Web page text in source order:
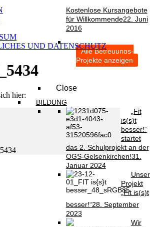
Kostenlose Kursangebote
für Willkommende22. Juni
2016
Alle Betreuungs-
Projekte anzeigen
Close
BILDUNG
„Fit
is(s)t
besser!“
startet
das 2. Schulprojekt an der
OGS-Gelsenkirchen!31.
Januar 2024
Unser
Projekt
„Fit is(s)t
besser!“28. September
2023
Wir
UND DATENSCHUTZ
hier: